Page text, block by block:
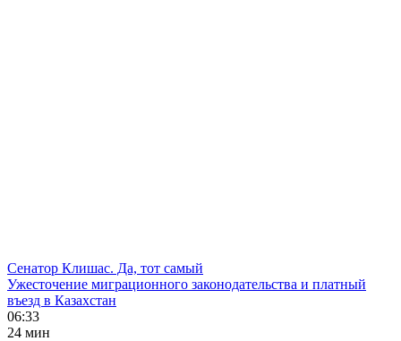
Сенатор Клишас. Да, тот самый
Ужесточение миграционного законодательства и платный
въезд в Казахстан
06:33
24 мин